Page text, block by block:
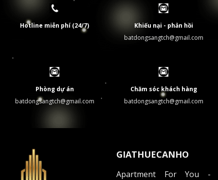
Hotline miễn phí (24/7)
Khiếu nại - phản hồi
batdongsangtch@gmail.com
Phòng dự án
batdongsangtch@gmail.com
Chăm sóc khách hàng
batdongsangtch@gmail.com
GIATHUECANHO
Apartment For You -